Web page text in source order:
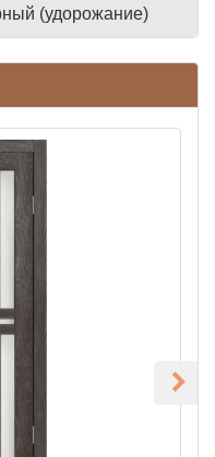
(удорожание)